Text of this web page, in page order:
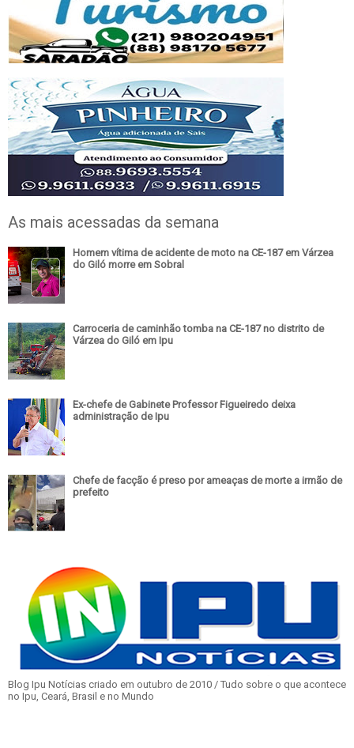
As mais acessadas da semana
Homem vítima de acidente de moto na CE-187 em Várzea
do Giló morre em Sobral
Carroceria de caminhão tomba na CE-187 no distrito de
Várzea do Giló em Ipu
Ex-chefe de Gabinete Professor Figueiredo deixa
administração de Ipu
Chefe de facção é preso por ameaças de morte a irmão de
prefeito
Blog Ipu Notícias criado em outubro de 2010 / Tudo sobre o que acontece
no Ipu, Ceará, Brasil e no Mundo